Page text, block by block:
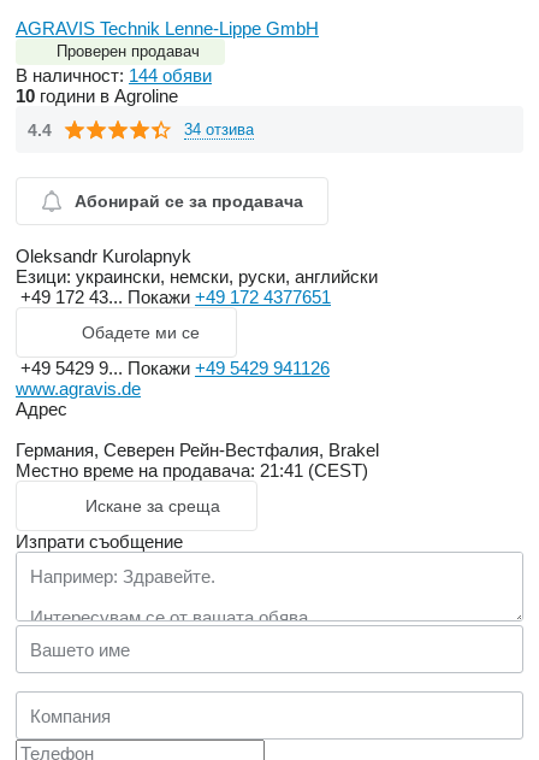
AGRAVIS Technik Lenne-Lippe GmbH
Проверен продавач
В наличност: 144 обяви
10 години в Agroline
4.4 34 отзива
Абонирай се за продавача
Oleksandr Kurolapnyk
Езици: украински, немски, руски, английски
+49 172 43... Покажи +49 172 4377651
Обадете ми се
+49 5429 9... Покажи +49 5429 941126
www.agravis.de
Адрес
Германия, Северен Рейн-Вестфалия, Brakel
Местно време на продавача: 21:41 (CEST)
Искане за среща
Изпрати съобщение